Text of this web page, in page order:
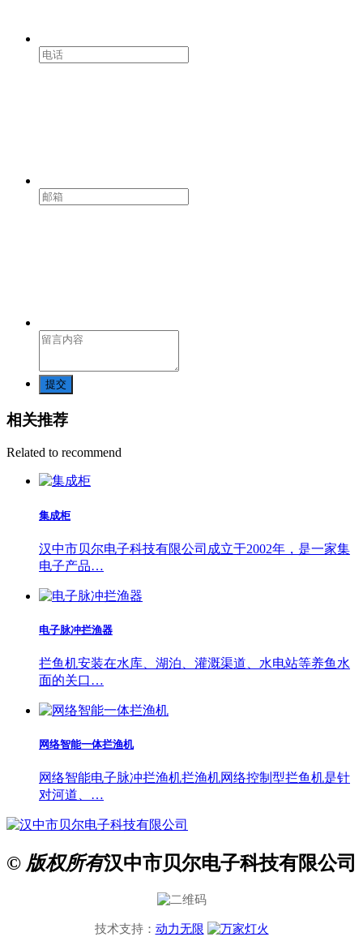
提交
相关推荐
Related to recommend
集成柜
汉中市贝尔电子科技有限公司成立于2002年，是一家集
电子产品…
电子脉冲拦渔器
拦鱼机安装在水库、湖泊、灌溉渠道、水电站等养鱼水
面的关口…
网络智能一体拦渔机
网络智能电子脉冲拦渔机拦渔机网络控制型拦鱼机是针
对河道、…
© 版权所有汉中市贝尔电子科技有限公司
技术支持： 动力无限